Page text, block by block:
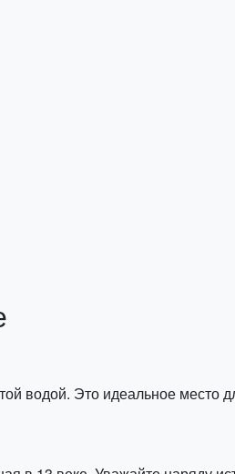
водой. Это идеальное место